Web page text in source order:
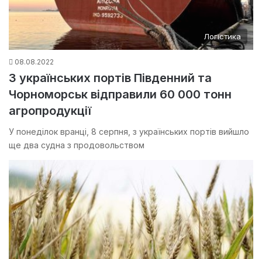
Логістика
08.08.2022
З українських портів Південний та
Чорноморськ відправили 60 000 тонн
агропродукції
У понеділок вранці, 8 серпня, з українських портів вийшло
ще два судна з продовольством